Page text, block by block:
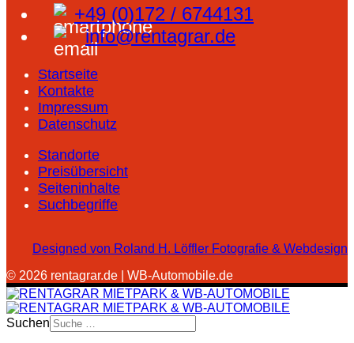
+49 (0)172 / 6744131
info@rentagrar.de
Startseite
Kontakte
Impressum
Datenschutz
Standorte
Preisübersicht
Seiteninhalte
Suchbegriffe
Designed von Roland H. Löffler Fotografie & Webdesign
© 2026 rentagrar.de | WB-Automobile.de
Suchen